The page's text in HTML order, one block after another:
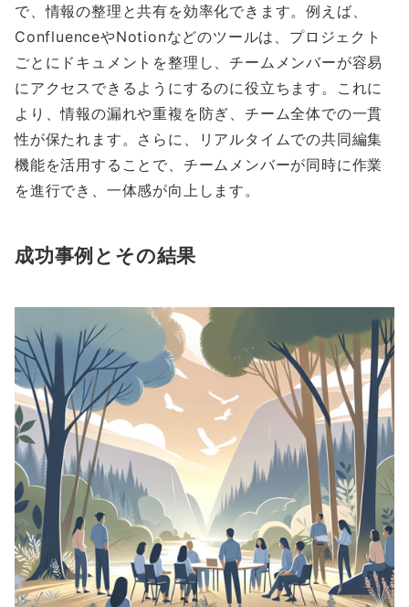
で、情報の整理と共有を効率化できます。例えば、
ConfluenceやNotionなどのツールは、プロジェクト
ごとにドキュメントを整理し、チームメンバーが容易
にアクセスできるようにするのに役立ちます。これに
より、情報の漏れや重複を防ぎ、チーム全体での一貫
性が保たれます。さらに、リアルタイムでの共同編集
機能を活用することで、チームメンバーが同時に作業
を進行でき、一体感が向上します。
成功事例とその結果